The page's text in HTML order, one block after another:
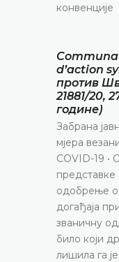
конвенције
d’action
против
21881/20,
године)
Забрана
мјера
COVID-19 •
представке
одобрење
догађаја
званичну
било који
лишила га